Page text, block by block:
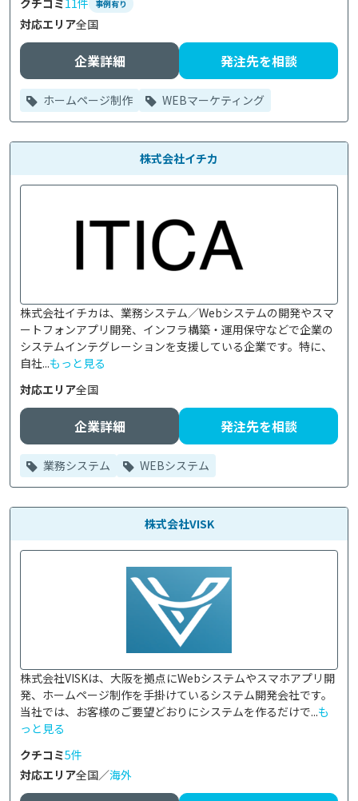
クチコミ11件 事例有り
対応エリア全国
企業詳細 発注先を相談
ホームページ制作 WEBマーケティング
株式会社イチカ
株式会社イチカは、業務システム／Webシステムの開発やスマ
ートフォンアプリ開発、インフラ構築・運用保守などで企業の
システムインテグレーションを支援している企業です。特に、
自社...もっと見る
対応エリア全国
企業詳細 発注先を相談
業務システム WEBシステム
株式会社VISK
株式会社VISKは、大阪を拠点にWebシステムやスマホアプリ開
発、ホームページ制作を手掛けているシステム開発会社です。
当社では、お客様のご要望どおりにシステムを作るだけで...も
っと見る
クチコミ5件
対応エリア全国／海外